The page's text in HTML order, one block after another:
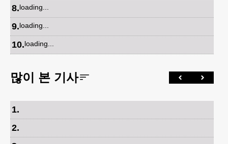
8.loading...
9.loading...
10.loading...
많이 본 기사
1.
2.